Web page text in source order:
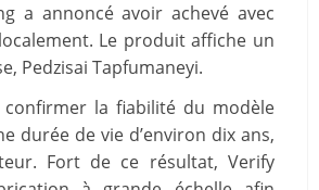
a annoncé avoir achevé avec
Le produit affiche un
Pedzisai Tapfumaneyi.
confirmer la fiabilité du modèle
durée de vie d’environ dix ans,
Fort de ce résultat, Verify